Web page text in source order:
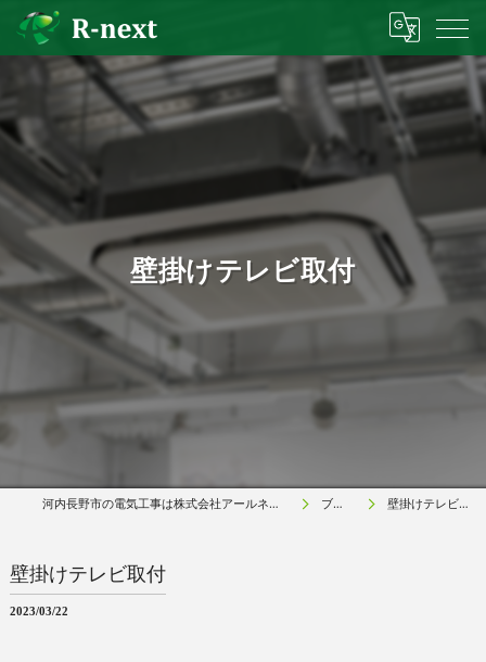
壁掛けテレビ取付
河内長野市の電気工事は株式会社アールネクスト ブログ 壁掛けテレビ取付
壁掛けテレビ取付
2023/03/22